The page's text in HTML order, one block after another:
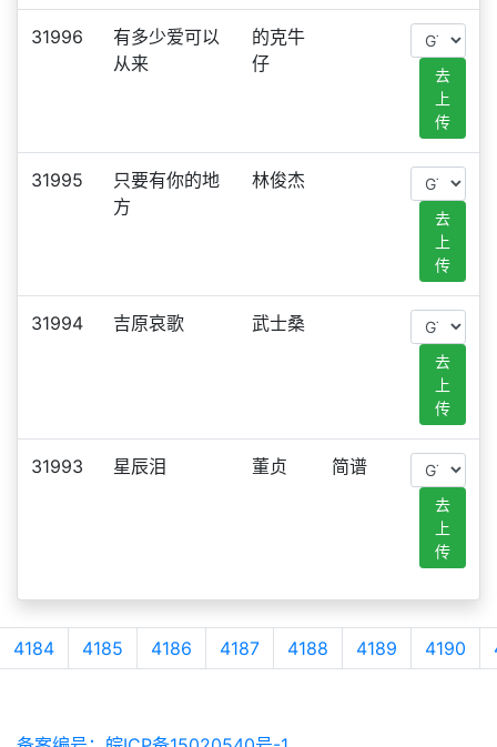
31996
有多少爱可以
从来
的克牛
仔
去
上
传
31995
只要有你的地
方
林俊杰
去
上
传
31994 吉原哀歌 武士桑
去
上
传
31993 星辰泪 董贞 简谱
去
上
传
4184 4185 4186 4187 4188 4189 4190